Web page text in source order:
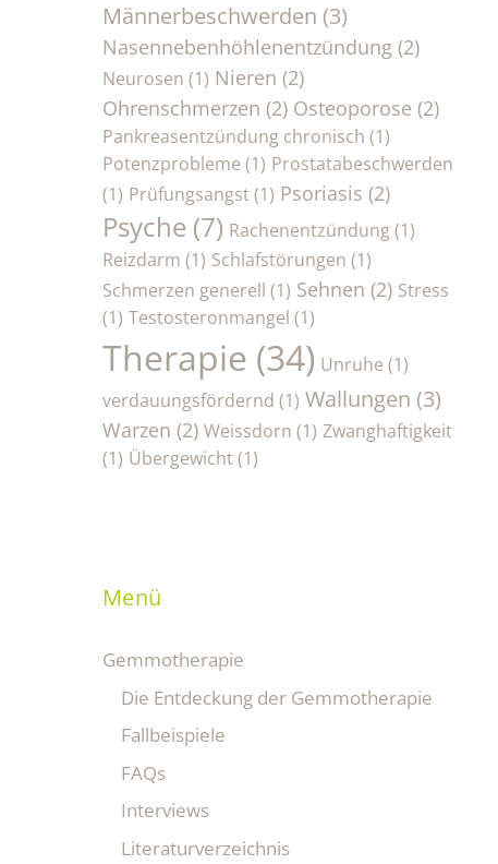
Männerbeschwerden (3)
Nasennebenhöhlenentzündung(2)
Neurosen (1) Nieren (2)
Ohrenschmerzen (2) Osteoporose (2)
Pankreasentzündung chronisch (1)
Potenzprobleme (1) Prostatabeschwerden
(1) Prüfungsangst(1) Psoriasis (2)
Psyche (7) Rachenentzündung(1)
Reizdarm (1) Schlafstörungen (1)
Schmerzen generell (1) Sehnen (2) Stress
(1) Testosteronmangel (1)
Therapie (34) Unruhe (1)
verdauungsfördernd (1) Wallungen (3)
Warzen (2) Weissdorn (1) Zwanghaftigkeit
(1) Übergewicht(1)
Menü
Gemmotherapie
Die Entdeckung der Gemmotherapie
Fallbeispiele
FAQs
Interviews
Literaturverzeichnis